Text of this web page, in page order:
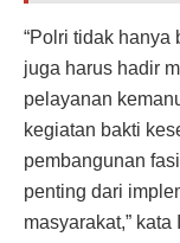
“Polri tidak hanya
juga harus hadir
pelayanan
kegiatan bakti
pembangunan
penting dari
masyarakat,”